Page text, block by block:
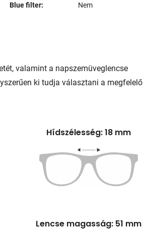
Blue filter: Nem
valamint a napszemüveglencse
ki tudja választani a megfelelő
Hídszélesség: 18 mm
Lencse magasság: 51 mm